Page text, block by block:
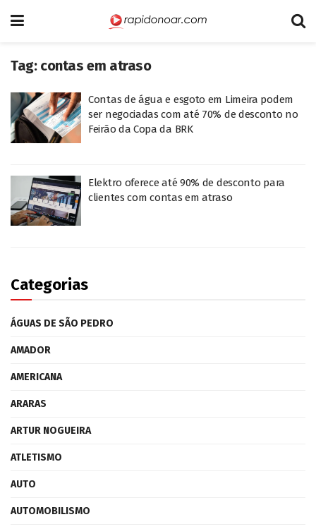
Tag: contas em atraso
Contas de água e esgoto em Limeira podem
ser negociadas com até 70% de desconto no
Feirão da Copa da BRK
Elektro oferece até 90% de desconto para
clientes com contas em atraso
Categorias
ÁGUAS DE SÃO PEDRO
AMADOR
AMERICANA
ARARAS
ARTUR NOGUEIRA
ATLETISMO
AUTO
AUTOMOBILISMO